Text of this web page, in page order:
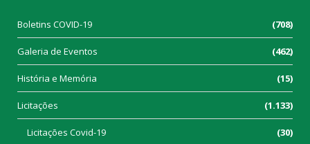
Boletins COVID-19 (708)
Galeria de Eventos (462)
História e Memória (15)
Licitações (1.133)
Licitações Covid-19 (30)